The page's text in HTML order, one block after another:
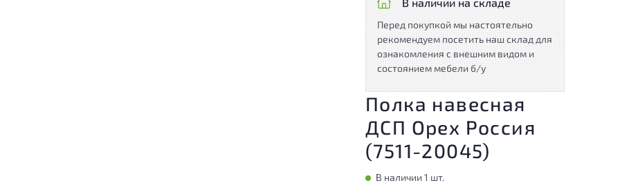
Перед покупкой мы настоятельно
рекомендуем посетить наш склад для
ознакомления с внешним видом и
состоянием мебели б/у
Полка навесная
ДСП Орех Россия
(7511-20045)
В наличии 1 шт.